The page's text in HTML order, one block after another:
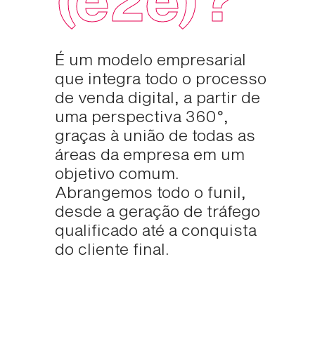
É um modelo empresarial
que integra todo o processo
de venda digital, a partir de
uma perspectiva 360°,
graças à união de todas as
áreas da empresa em um
objetivo comum.
Abrangemos todo o funil,
desde a geração de tráfego
qualificado até a conquista
do cliente final.